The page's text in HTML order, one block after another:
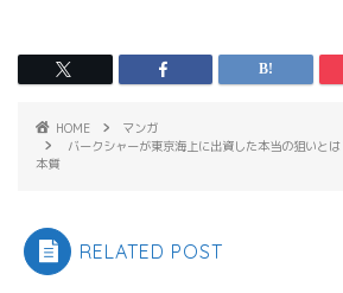
HOME
マンガ
バークシャーが東京海上に出資した本当の狙いと
本質
RELATED POST